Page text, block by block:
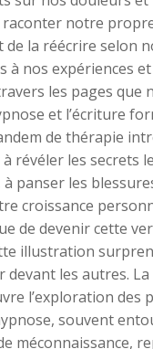
notre
la réécrire selon
à nos expériences
les pages que
et l’écriture
de thérapie
révéler les secrets
panser les
croissance
de devenir cette
illustration
devant les autres.
l’exploration des
souvent
méconnaissance,